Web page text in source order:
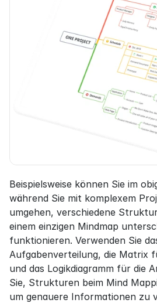
Beispielsweise können Sie im
während Sie mit komplexem
umgehen, verschiedene
einem einzigen Mindmap
funktionieren. Verwenden Sie
Aufgabenverteilung, die Matrix
und das Logikdiagramm für die
Sie, Strukturen beim Mind
um genauere Informationen zu